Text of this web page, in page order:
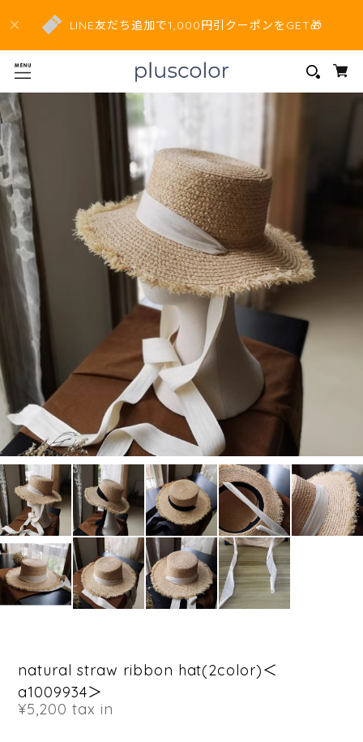
LINE友だち追加で1,000円引クーポンをGET🎁
natural straw ribbon hat(2color)＜
a1009934＞
¥5,200 tax in